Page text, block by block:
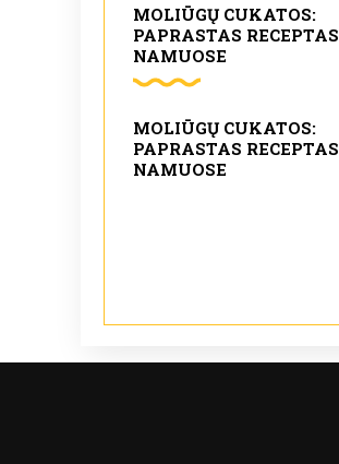
MOLIŪGŲ CUKATOS:
PAPRASTAS RECEPTAS
NAMUOSE
MOLIŪGŲ CUKATOS:
PAPRASTAS RECEPTAS
NAMUOSE